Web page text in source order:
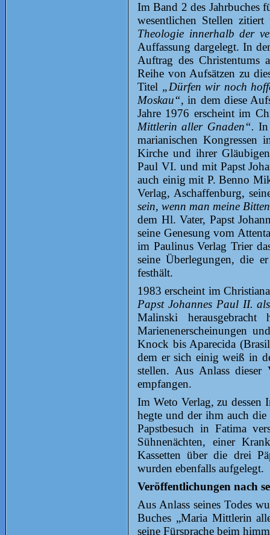
Im Band 2 des Jahrbuches
wesentlichen Stellen
Theologie innerhalb der
Auffassung dargelegt. In
Auftrag des Christentums
Reihe von Aufsätzen zu
Titel „Dürfen wir noch
Moskau“,in dem diese
Jahre 1976 erscheint im
Mittlerin aller Gnaden“. In
marianischen
Kirche und ihrer
Paul VI. und mit Papst
auch einig mit P. Benno
Verlag, Aschaffenburg,
sein, wenn man meine
dem Hl. Vater, Papst
seine Genesung vom
im Paulinus Verlag Trier
seine Überlegungen, die
festhält.
1983 erscheint im
Papst Johannes Paul II.
Malinski
Marienenerscheinungen
Knock bis Aparecida
dem er sich einig weiß in
stellen. Aus Anlass
empfangen.
Im Weto Verlag, zu dessen
hegte und der ihm auch
Papstbesuch in Fatima
Sühnenächten, einer
Kassetten über die drei
wurden ebenfalls aufgelegt.
Veröffentlichungen nach
Aus Anlass seines Todes
Buches „Maria Mittlerin
seine Fürsprache beim